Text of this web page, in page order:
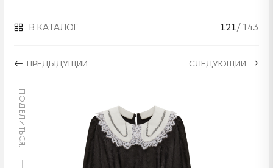
В КАТАЛОГ
ПРЕДЫДУЩИЙ
121/ 143
СЛЕДУЮЩИЙ
ПОДЕЛИТЬСЯ: